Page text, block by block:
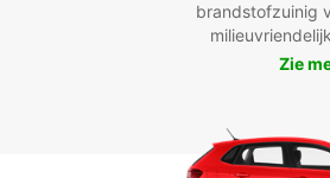
brandstofzuinig
Zie